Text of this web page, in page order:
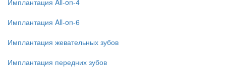
Имплантация All-on-4
Имплантация All-on-6
Имплантация жевательных зубов
Имплантация передних зубов